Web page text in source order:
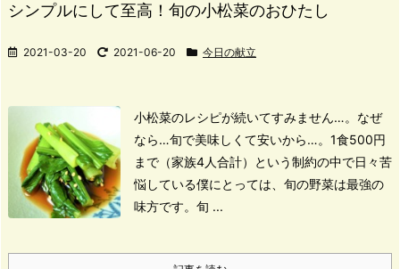
シンプルにして至高！旬の小松菜のおひたし
2021-03-20 2021-06-20 今日の献立
小松菜のレシピが続いてすみません…。 なぜ
なら…旬で美味しくて安いから…。 1食500円
まで（家族4人合計）という制約の中で日々苦
悩している僕にとっては、旬の野菜は最強の
味方です。 旬 ...